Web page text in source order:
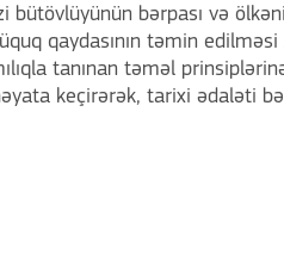
bütövlüyünün bərpası və
qaydasının təmin
tanınan təməl
keçirərək, tarixi ədaləti